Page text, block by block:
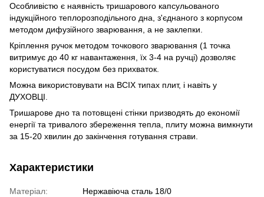
Особливістю є наявність тришарового капсульованого
індукційного теплорозподільного дна, з'єднаного з корпусом
методом дифузійного зварювання, а не заклепки.
Кріплення ручок методом точкового зварювання (1 точка
витримує до 40 кг навантаження, їх 3-4 на ручці) дозволяє
користуватися посудом без прихваток.
Можна використовувати на ВСІХ типах плит, і навіть у
ДУХОВЦІ.
Тришарове дно та потовщені стінки призводять до економії
енергії та тривалого збереження тепла, плиту можна вимкнути
за 15-20 хвилин до закінчення готування страви.
Характеристики
Матеріал:
Нержавіюча сталь 18/0